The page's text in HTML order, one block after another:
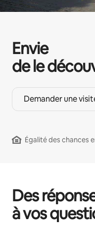
Envie
de le
Demander une
Égalité des chances
Des
à vos